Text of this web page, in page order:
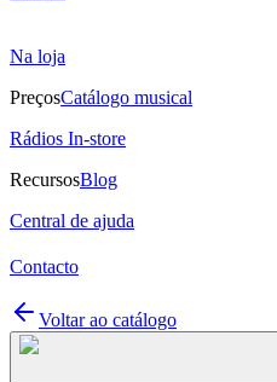
Na loja
PreçosCatálogo musical
Rádios In-store
RecursosBlog
Central de ajuda
Contacto
Voltar ao catálogo